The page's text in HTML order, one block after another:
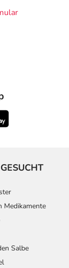
Medikamente
Salbe